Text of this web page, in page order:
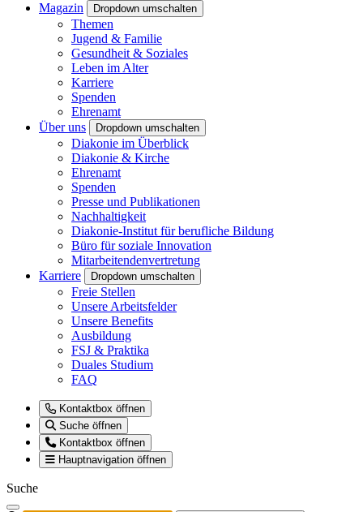
Magazin
Dropdown umschalten
Themen
Jugend & Familie
Gesundheit & Soziales
Leben im Alter
Karriere
Spenden
Ehrenamt
Über uns
Dropdown umschalten
Diakonie im Überblick
Diakonie & Kirche
Ehrenamt
Spenden
Presse und Publikationen
Nachhaltigkeit
Diakonie-Institut für berufliche Bildung
Büro für soziale Innovation
Mitarbeitendenvertretung
Karriere
Dropdown umschalten
Freie Stellen
Unsere Arbeitsfelder
Unsere Benefits
Ausbildung
FSJ & Praktika
Duales Studium
FAQ
Kontaktbox öffnen
Suche öffnen
Kontaktbox öffnen
Hauptnavigation öffnen
Suche